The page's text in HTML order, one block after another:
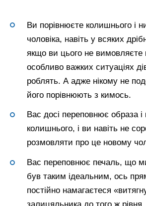
Ви порівнюєте колишнього і
чоловіка, навіть у всяких
якщо ви цього не вимовляєте
особливо важких ситуаціях
роблять. А адже нікому не
його порівнюють з кимось.
Вас досі переповнює образа
колишнього, і ви навіть не
розмовляти про це новому
Вас переповнює печаль, що
був таким ідеальним, ось
постійно намагаєтеся